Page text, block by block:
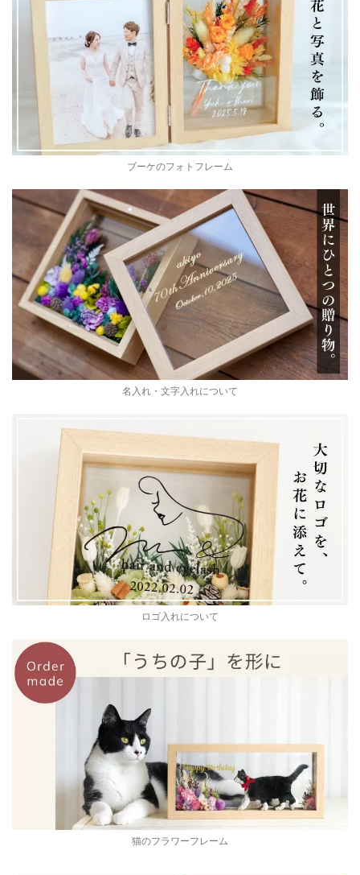
ブーケのフォトフレーム
名入れ・文字入れについて
ロゴ入れについて
猫のフラワーフレーム